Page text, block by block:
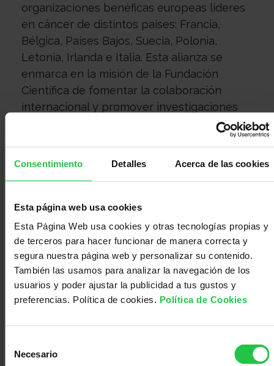
Consentimiento Detalles Acerca de las cookies
Esta página web usa cookies
Esta Página Web usa cookies y otras tecnologías propias y
de terceros para hacer funcionar de manera correcta y
segura nuestra página web y personalizar su contenido.
También las usamos para analizar la navegación de los
usuarios y poder ajustar la publicidad a tus gustos y
preferencias. Política de cookies. Política de Cookies
Necesario
psicológico
Atención
social
Orientación
Médico
Acompañamiento
organizaciones benéficas europeas líderes
en cáncer de distintos países: Francia,
Bélgica, Países Bajos, Suecia, Polonia,
Letonia, Irlanda e Italia. Esta alianza se
enmarca en la misión de la Fundación
Científica de fomentar la colaboración
internacional y promover investigaciones
práctica clínica, con el objetivo de avanzar
clínicos internacionales, académicos y
multicéntricos, centrados en optimizar
estrategias diagnósticas y terapéuticas en
estos tumores. Se fomentará la
participación de consorcios liderado por
un/a responsable del proyecto en uno de
de al menos otros dos países participantes,
adicionales de otros países europeos. Los